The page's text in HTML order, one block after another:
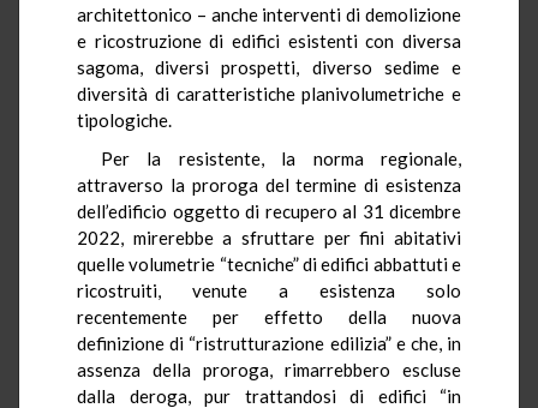
architettonico – anche interventi di demolizione
e ricostruzione di edifici esistenti con diversa
sagoma, diversi prospetti, diverso sedime e
diversità di caratteristiche planivolumetriche e
tipologiche.
Per la resistente, la norma regionale,
attraverso la proroga del termine di esistenza
dell’edificio oggetto di recupero al 31 dicembre
2022, mirerebbe a sfruttare per fini abitativi
quelle volumetrie “tecniche” di edifici abbattuti e
ricostruiti, venute a esistenza solo
recentemente per effetto della nuova
definizione di “ristrutturazione edilizia” e che, in
assenza della proroga, rimarrebbero escluse
dalla deroga, pur trattandosi di edifici “in